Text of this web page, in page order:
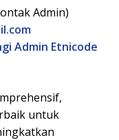
Admin)
Admin Etnicode
untuk